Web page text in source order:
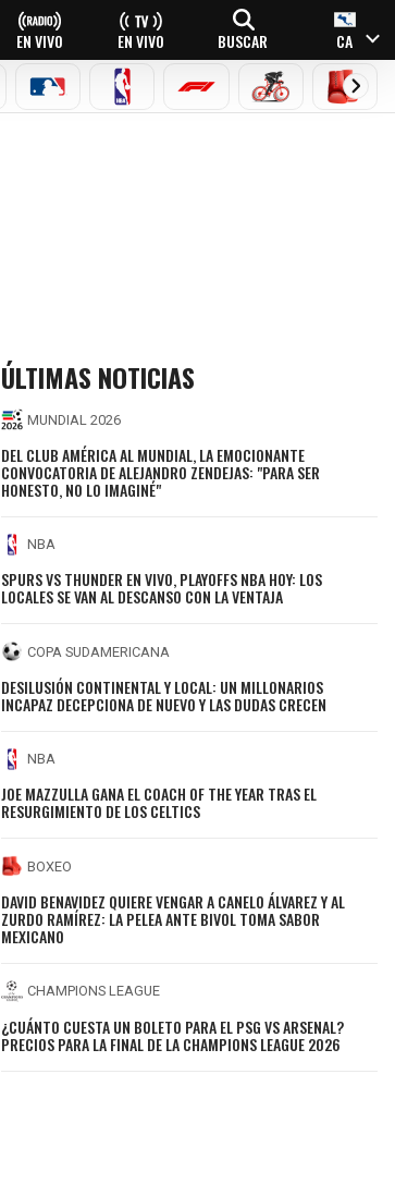
EN VIVO EN VIVO BUSCAR CA
MLB NBA FÓRMULA 1CICLISMOBOXEO
ÚLTIMAS NOTICIAS
MUNDIAL 2026
DEL CLUB AMÉRICA AL MUNDIAL, LA EMOCIONANTE
CONVOCATORIA DE ALEJANDRO ZENDEJAS: "PARA SER
HONESTO, NO LO IMAGINÉ"
NBA
SPURS VS THUNDER EN VIVO, PLAYOFFS NBA HOY: LOS
LOCALES SE VAN AL DESCANSO CON LA VENTAJA
COPA SUDAMERICANA
DESILUSIÓN CONTINENTAL Y LOCAL: UN MILLONARIOS
INCAPAZ DECEPCIONA DE NUEVO Y LAS DUDAS CRECEN
NBA
JOE MAZZULLA GANA EL COACH OF THE YEAR TRAS EL
RESURGIMIENTO DE LOS CELTICS
BOXEO
DAVID BENAVIDEZ QUIERE VENGAR A CANELO ÁLVAREZ Y AL
ZURDO RAMÍREZ: LA PELEA ANTE BIVOL TOMA SABOR
MEXICANO
CHAMPIONS LEAGUE
¿CUÁNTO CUESTA UN BOLETO PARA EL PSG VS ARSENAL?
PRECIOS PARA LA FINAL DE LA CHAMPIONS LEAGUE 2026